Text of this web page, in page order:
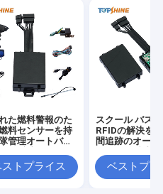
た燃料警報のた
料センサーを持
管理オートバイ
トプライス
スクール バス
RFIDの解決を
間追跡のオート
ベストプラ